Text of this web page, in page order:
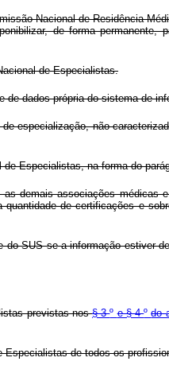
Nacional de Residência
de forma
de Especialistas.
de dados própria do sistema de
especialização, não
de Especialistas, na forma do
demais associações médicas
de certificações e
SUS se a informação estiver
previstas nos§ 3ºe § 4ºdo
de todos os